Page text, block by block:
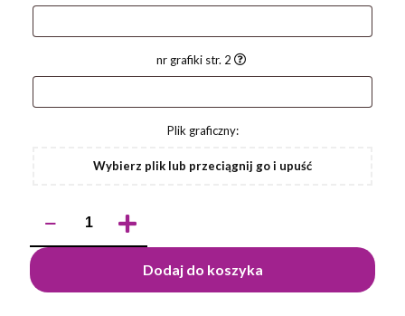
nr grafiki str. 2
Plik graficzny:
Wybierz plik lub przeciągnij go i upuść
Długopis
RAL
Dodaj do koszyka